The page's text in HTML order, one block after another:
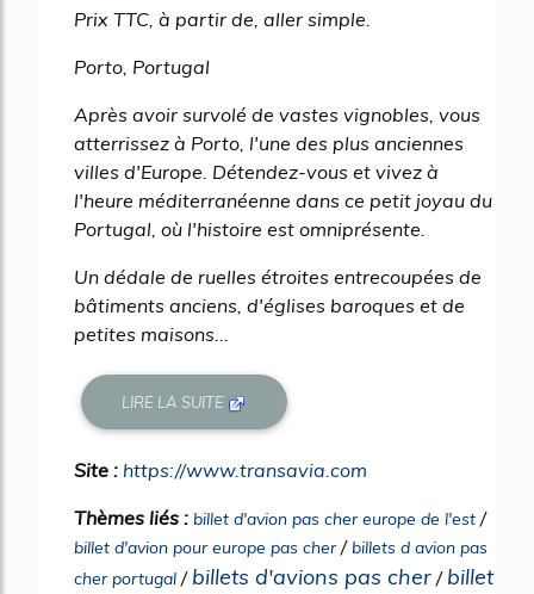
Prix TTC, à partir de, aller simple.
Porto, Portugal
Après avoir survolé de vastes vignobles, vous
atterrissez à Porto, l'une des plus anciennes
villes d'Europe. Détendez-vous et vivez à
l'heure méditerranéenne dans ce petit joyau du
Portugal, où l'histoire est omniprésente.
Un dédale de ruelles étroites entrecoupées de
bâtiments anciens, d'églises baroques et de
petites maisons...
LIRE LA SUITE
Site : https://www.transavia.com
Thèmes liés : billet d'avion pas cher europe de l'est /
billet d'avion pour europe pas cher/billets d avion pas
cher portugal / billets d'avions pas cher / billet